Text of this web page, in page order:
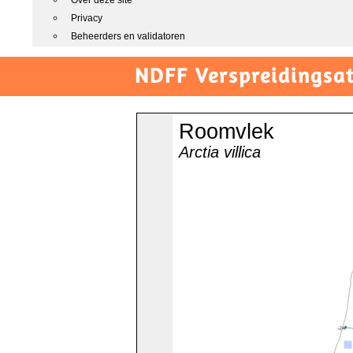
Privacy
Beheerders en validatoren
NDFF